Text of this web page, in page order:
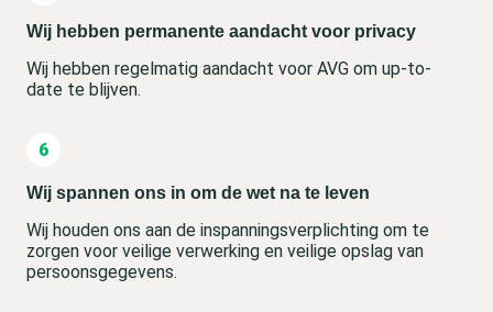
Wij hebben permanente aandacht voor privacy
Wij hebben regelmatig aandacht voor AVG om up-to-
date te blijven.
Wij spannen ons in om de wet na te leven
Wij houden ons aan de inspanningsverplichting om te
zorgen voor veilige verwerking en veilige opslag van
persoonsgegevens.